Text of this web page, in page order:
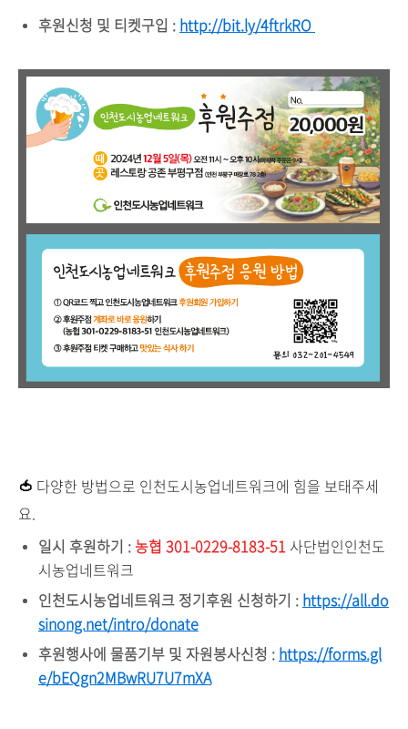
후원신청 및 티켓구입 : http://bit.ly/4ftrkRO
🍅 다양한 방법으로 인천도시농업네트워크에 힘을 보태주세
요.
일시 후원하기 : 농협 301-0229-8183-51 사단법인인천도
시농업네트워크
인천도시농업네트워크 정기후원 신청하기 : https://all.do
sinong.net/intro/donate
후원행사에 물품기부 및 자원봉사신청 : https://forms.gl
e/bEQgn2MBwRU7U7mXA